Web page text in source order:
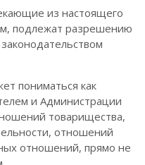
из настоящего
подлежат разрешению
пониматься как
и Администрации
товарищества,
отношений
отношений, прямо не